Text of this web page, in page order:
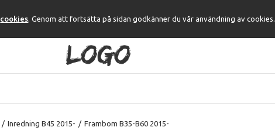
cookies. Genom att fortsätta på sidan godkänner du vår användning av cookies.
/ Inredning B45 2015- / Frambom B35-B60 2015-